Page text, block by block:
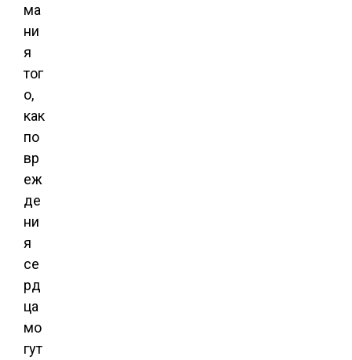
ма
ни
я
тог
о,
как
по
вр
еж
де
ни
я
се
рд
ца
мо
гут